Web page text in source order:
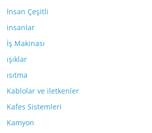
İnsan Çeşitli
insanlar
İş Makinası
ışıklar
ısıtma
Kablolar ve iletkenler
Kafes Sistemleri
Kamyon